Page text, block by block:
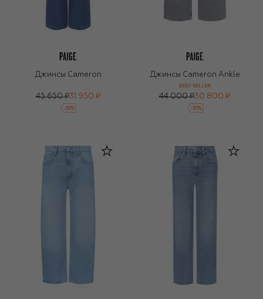
Джинсы Cameron
45 650 ₽31 950 ₽
-30%
Джинсы Cameron Ankle
BEST-SELLER
44 000 ₽30 800 ₽
-30%